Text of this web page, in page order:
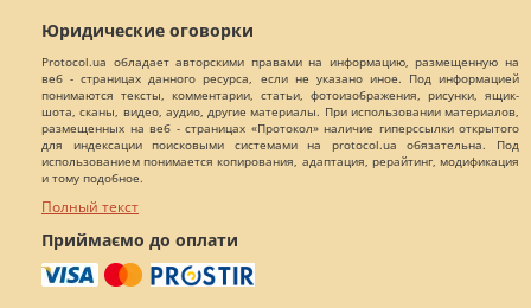
Юридические оговорки
Protocol.ua обладает авторскими правами на информацию, размещенную на
веб - страницах данного ресурса, если не указано иное. Под информацией
понимаются тексты, комментарии, статьи, фотоизображения, рисунки, ящик-
шота, сканы, видео, аудио, другие материалы. При использовании материалов,
размещенных на веб - страницах «Протокол» наличие гиперссылки открытого
для индексации поисковыми системами на protocol.ua обязательна. Под
использованием понимается копирования, адаптация, рерайтинг, модификация
и тому подобное.
Полный текст
Приймаємо до оплати